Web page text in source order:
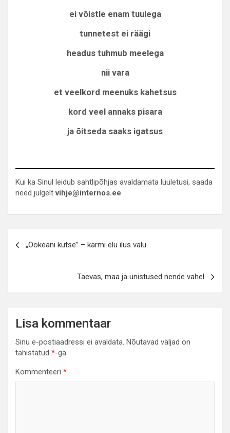
ei võistle enam tuulega
tunnetest ei räägi
headus tuhmub meelega
nii vara
et veelkord meenuks kahetsus
kord veel annaks pisara
ja õitseda saaks igatsus
Kui ka Sinul leidub sahtlipõhjas avaldamata luuletusi, saada
need julgeltvihje@internos.ee
„Ookeani kutse” – karmi elu ilus valu
Taevas, maa ja unistused nende vahel
Lisa kommentaar
Sinu e-postiaadressi ei avaldata. Nõutavad väljad on
tähistatud *-ga
Kommenteeri *